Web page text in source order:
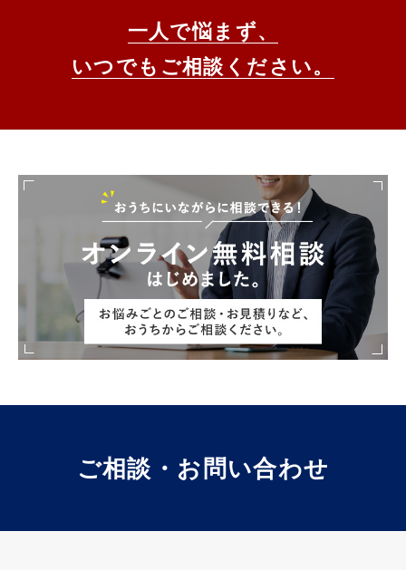
一人で悩まず、
いつでもご相談ください。
ご相談・お問い合わせ